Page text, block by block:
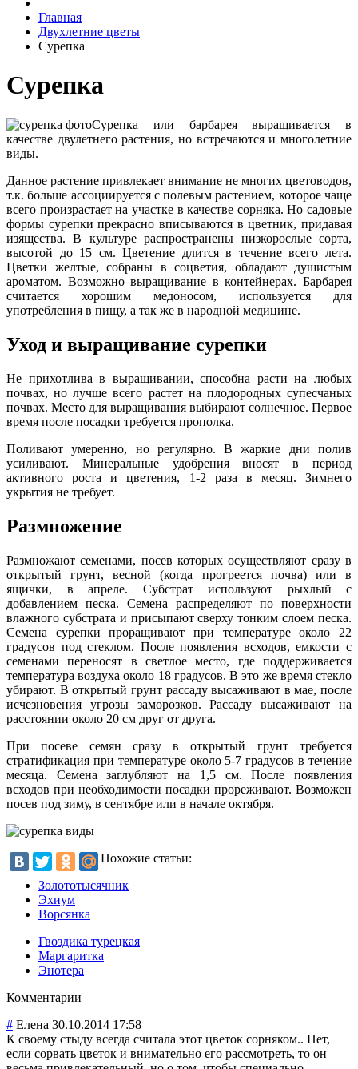
Главная
Двухлетние цветы
Сурепка
Сурепка
Сурепка или барбарея выращивается в
качестве двулетнего растения, но встречаются и многолетние
виды.
Данное растение привлекает внимание не многих цветоводов,
т.к. больше ассоциируется с полевым растением, которое чаще
всего произрастает на участке в качестве сорняка. Но садовые
формы сурепки прекрасно вписываются в цветник, придавая
изящества. В культуре распространены низкорослые сорта,
высотой до 15 см. Цветение длится в течение всего лета.
Цветки желтые, собраны в соцветия, обладают душистым
ароматом. Возможно выращивание в контейнерах. Барбарея
считается хорошим медоносом, используется для
употребления в пищу, а так же в народной медицине.
Уход и выращивание сурепки
Не прихотлива в выращивании, способна расти на любых
почвах, но лучше всего растет на плодородных супесчаных
почвах. Место для выращивания выбирают солнечное. Первое
время после посадки требуется прополка.
Поливают умеренно, но регулярно. В жаркие дни полив
усиливают. Минеральные удобрения вносят в период
активного роста и цветения, 1-2 раза в месяц. Зимнего
укрытия не требует.
Размножение
Размножают семенами, посев которых осуществляют сразу в
открытый грунт, весной (когда прогреется почва) или в
ящички, в апреле. Субстрат используют рыхлый с
добавлением песка. Семена распределяют по поверхности
влажного субстрата и присыпают сверху тонким слоем песка.
Семена сурепки проращивают при температуре около 22
градусов под стеклом. После появления всходов, емкости с
семенами переносят в светлое место, где поддерживается
температура воздуха около 18 градусов. В это же время стекло
убирают. В открытый грунт рассаду высаживают в мае, после
исчезновения угрозы заморозков. Рассаду высаживают на
расстоянии около 20 см друг от друга.
При посеве семян сразу в открытый грунт требуется
стратификация при температуре около 5-7 градусов в течение
месяца. Семена заглубляют на 1,5 см. После появления
всходов при необходимости посадки прореживают. Возможен
посев под зиму, в сентябре или в начале октября.
Похожие статьи:
Золототысячник
Эхиум
Ворсянка
Гвоздика турецкая
Маргаритка
Энотера
Комментарии
# Елена 30.10.2014 17:58
К своему стыду всегда считала этот цветок сорняком.. Нет,
если сорвать цветок и внимательно его рассмотреть, то он